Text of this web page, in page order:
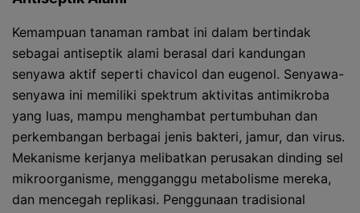
Kemampuan tanaman rambat ini dalam bertindak
sebagai antiseptik alami berasal dari kandungan
senyawa aktif seperti chavicol dan eugenol. Senyawa-
senyawa ini memiliki spektrum aktivitas antimikroba
yang luas, mampu menghambat pertumbuhan dan
perkembangan berbagai jenis bakteri, jamur, dan virus.
Mekanisme kerjanya melibatkan perusakan dinding sel
mikroorganisme, mengganggu metabolisme mereka,
dan mencegah replikasi. Penggunaan tradisional